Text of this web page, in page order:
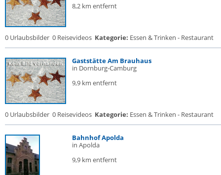
8,2 km entfernt
0 Urlaubsbilder 0 Reisevideos Kategorie: Essen & Trinken - Restaurant
Gaststätte Am Brauhaus
in Dornburg-Camburg
9,9 km entfernt
0 Urlaubsbilder 0 Reisevideos Kategorie: Essen & Trinken - Restaurant
Bahnhof Apolda
in Apolda
9,9 km entfernt